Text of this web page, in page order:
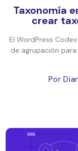
Taxonomía
crear
El WordPress
de agrupación
Por